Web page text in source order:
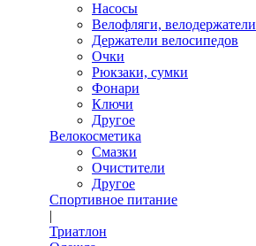
Насосы
Велофляги, велодержатели
Держатели велосипедов
Очки
Рюкзаки, сумки
Фонари
Ключи
Другое
Велокосметика
Смазки
Очистители
Другое
Спортивное питание
|
Триатлон